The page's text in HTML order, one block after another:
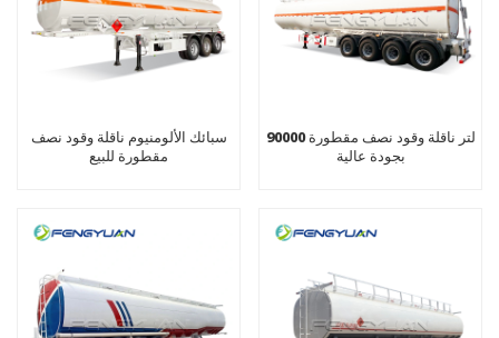
سبائك الألومنيوم ناقلة وقود نصف
مقطورة للبيع
90000 لتر ناقلة وقود نصف مقطورة
بجودة عالية